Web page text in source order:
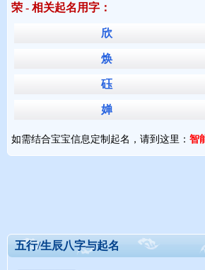
荣 - 相关起名用字：
欣
焕
砡
婵
如需结合宝宝信息定制起名，请到这里： 智
五行/生辰八字与起名